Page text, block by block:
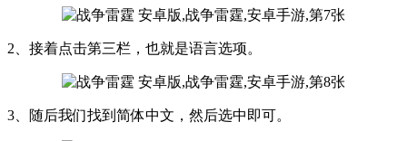
2、接着点击第三栏，也就是语言选项。
3、随后我们找到简体中文，然后选中即可。